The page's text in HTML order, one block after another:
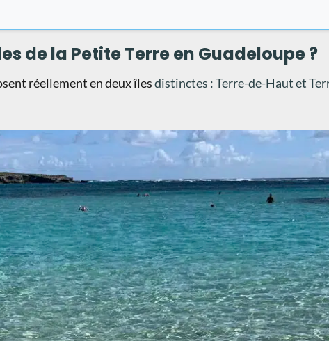
de la Petite Terre en Guadeloupe ?
réellement en deux îlesdistinctes : Terre-de-Haut et